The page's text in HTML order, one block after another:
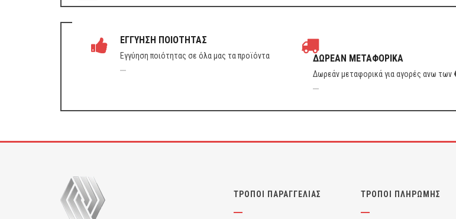
ΕΓΓΥΗΣΗ ΠΟΙΟΤΗΤΑΣ
Εγγύηση ποιότητας σε όλα μας τα προϊόντα ΔΩΡΕΑΝ ΜΕΤΑΦΟΡΙΚΑ
Δωρεάν μεταφορικά για αγορές ανω των
ΤΡΟΠΟΙ ΠΑΡΑΓΓΕΛΙΑΣ ΤΡΟΠΟΙ ΠΛΗΡΩΜΗΣ